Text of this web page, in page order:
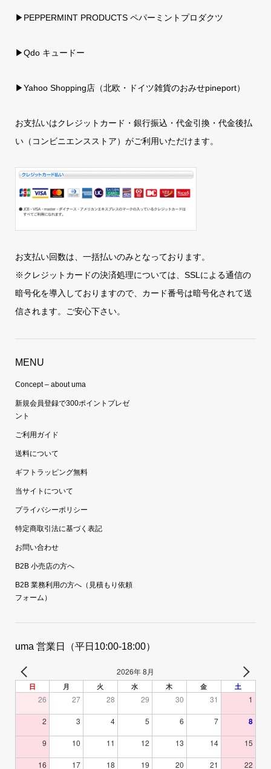
▶PEPPERMINT PRODUCTS ペパーミントプロダクツ
▶Qdo キュードー
▶Yahoo Shopping店（北欧・ドイツ雑貨のおみせpineport）
お支払いはクレジットカード・銀行振込・代金引換・代金後払
い（コンビニエンスストア）がご利用いただけます。
お支払い回数は、一括払いのみとなっております。
※クレジットカードの決済処理については、SSLによる通信の
暗号化を導入しておりますので、カード番号は暗号化されて送
信されます。ご安心下さい。
MENU
Concept – about uma
新規会員登録で300ポイントプレゼ
ント
ご利用ガイド
送料について
ギフトラッピング無料
当サイトについて
プライバシーポリシー
特定商取引法に基づく表記
お問い合わせ
B2B 小売店の方へ
B2B 業務利用の方へ（見積もり依頼
フォーム）
uma 営業日（平日10:00-18:00）
2026年 8月
日 月 火 水 木 金 土
26 27 28 29 30 31 1
2 3 4 5 6 7 8
9 10 11 12 13 14 15
16 17 18 19 20 21 22